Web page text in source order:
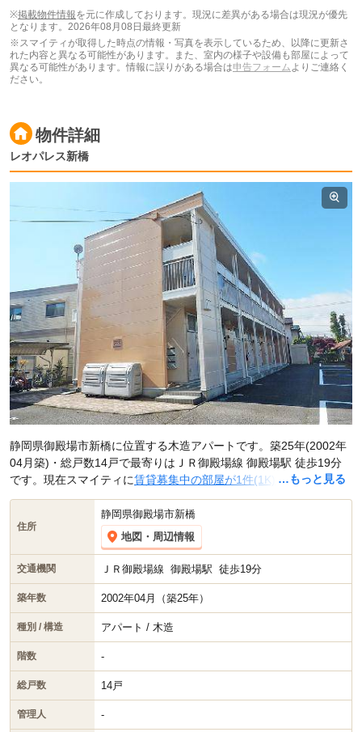
※掲載物件情報を元に作成しております。現況に差異がある場合は現況が優先
となります。 2026年08月08日最終更新
※スマイティが取得した時点の情報・写真を表示しているため、以降に更新さ
れた内容と異なる可能性があります。また、室内の様子や設備も部屋によって
異なる可能性があります。情報に誤りがある場合は申告フォーム よりご連絡く
ださい。
物件詳細
レオパレス新橋
…もっと見る
静岡県御殿場市新橋に位置する木造アパートです。築25年(2002年
04月築)・総戸数14戸で最寄りはＪＲ御殿場線 御殿場駅 徒歩19分
です。現在スマイティに賃貸募集中の部屋が1件(1K)
掲載されてい
ます。
住所
静岡県御殿場市新橋
地図・周辺情報
交通機関 ＪＲ御殿場線 御殿場駅 徒歩19分
築年数 2002年04月（築25年）
種別 / 構造 アパート / 木造
階数 -
総戸数 14戸
管理人 -